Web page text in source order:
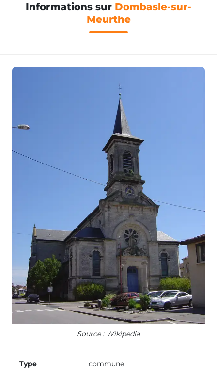
Informations sur Dombasle-sur-
Meurthe
Source : Wikipedia
Type commune